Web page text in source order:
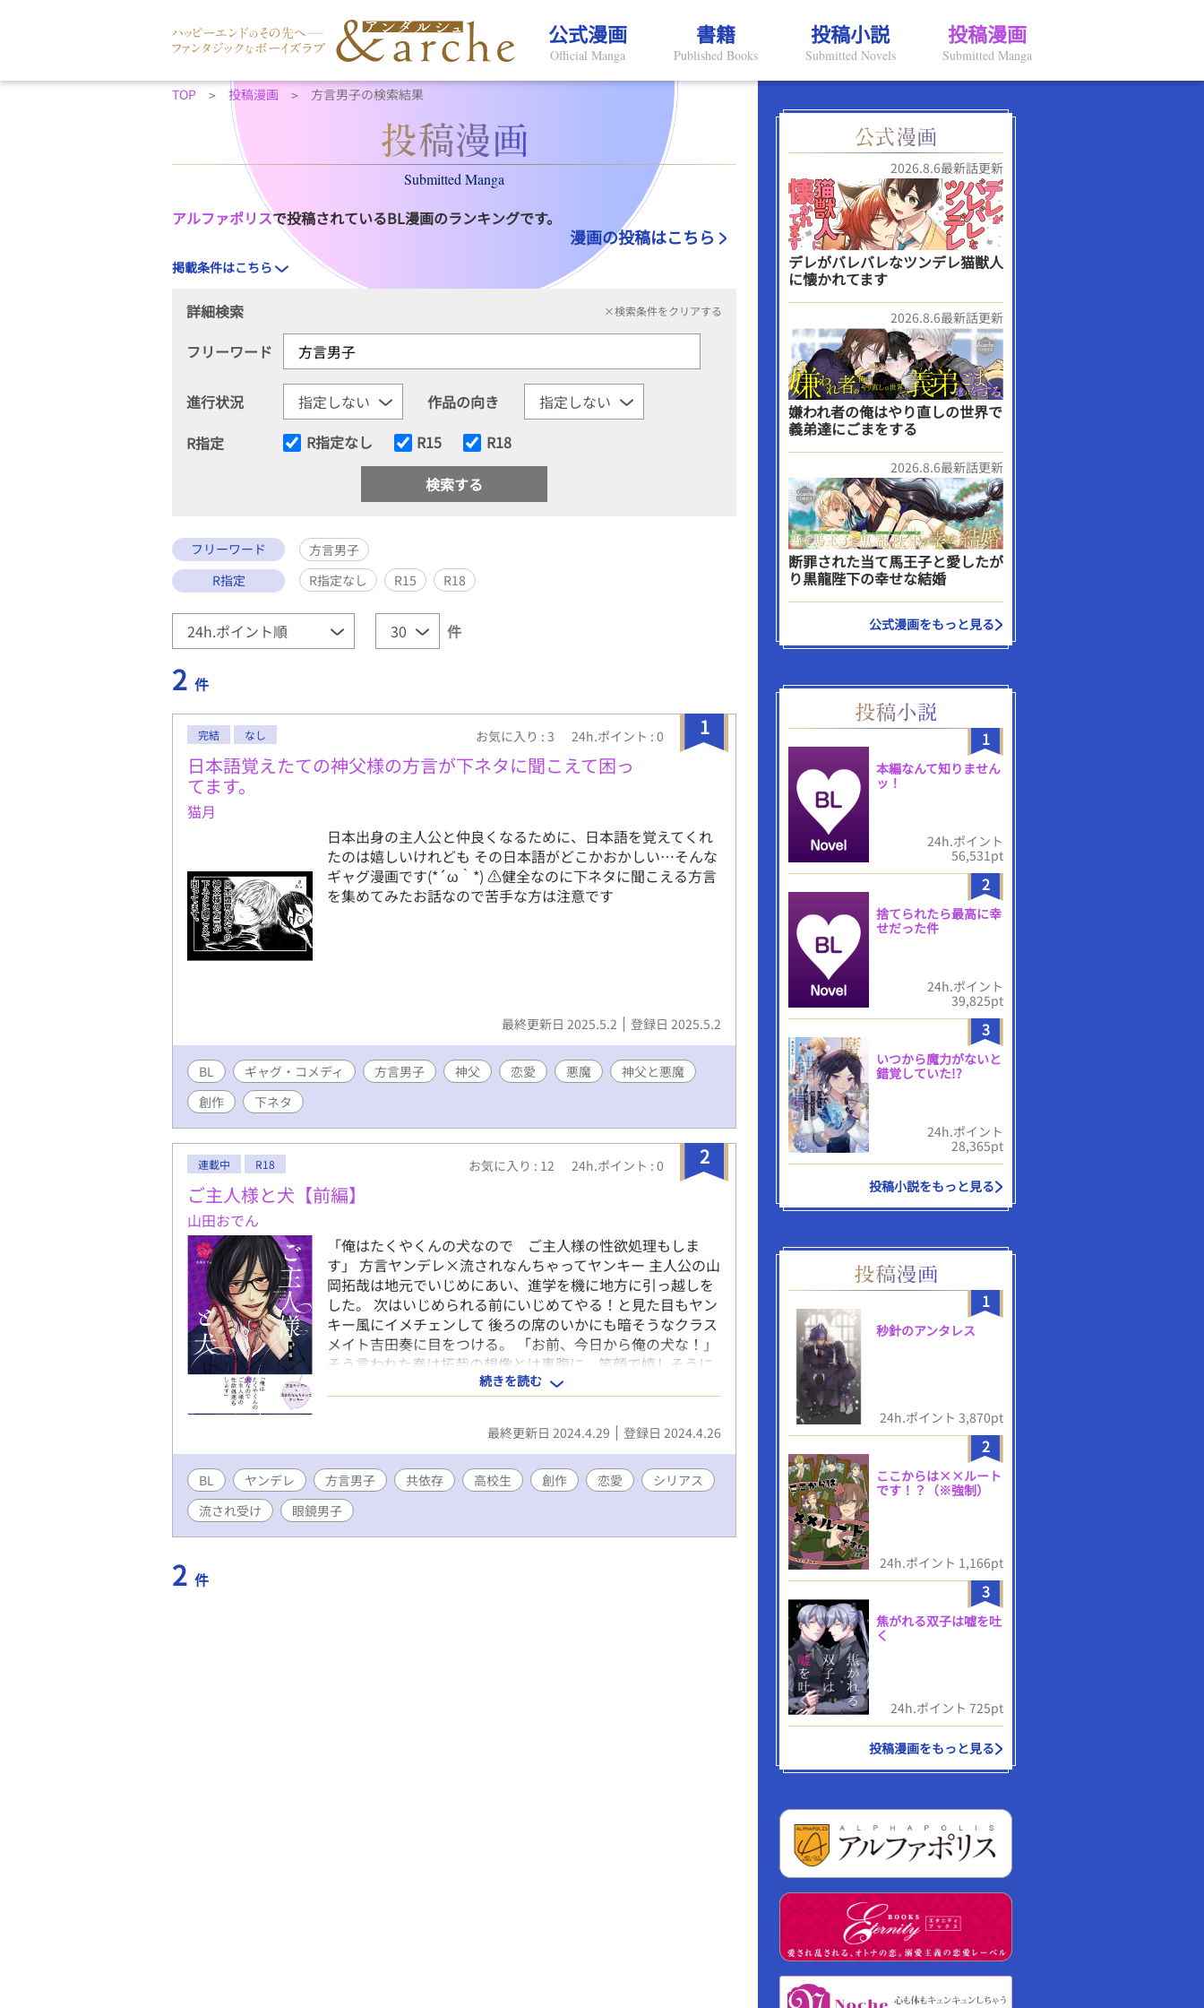
公式漫画
Official Manga
書籍
Published Books
投稿小説
Submitted Novels
投稿漫画
Submitted Manga
TOP 投稿漫画 方言男子の検索結果
Submitted Manga
アルファポリスで投稿されているBL漫画のランキングです。
漫画の投稿はこちら
掲載条件はこちら
詳細検索 ×検索条件をクリアする
フリーワード
進行状況
作品の向き
R指定
R指定なし R15 R18
フリーワード
方言男子
R指定
R指定なし R15 R18
件
2 件
1
完結 なし お気に入り : 3 24h.ポイント : 0
日本語覚えたての神父様の方言が下ネタに聞こえて困っ
てます。
猫月
日本出身の主人公と仲良くなるために、日本語を覚えてくれ
たのは嬉しいけれども その日本語がどこかおかしい⋯そんな
ギャグ漫画です(*´ω｀*) ⚠健全なのに下ネタに聞こえる方言
を集めてみたお話なので苦手な方は注意です
最終更新日 2025.5.2 登録日 2025.5.2
BL ギャグ・コメディ 方言男子 神父 恋愛 悪魔
神父と悪魔
創作
下ネタ
2
連載中 R18 お気に入り : 12 24h.ポイント : 0
ご主人様と犬【前編】
山田おでん
「俺はたくやくんの犬なので ご主人様の性欲処理もしま
す」 方言ヤンデレ×流されなんちゃってヤンキー 主人公の山
岡拓哉は地元でいじめにあい、進学を機に地方に引っ越しを
した。 次はいじめられる前にいじめてやる！と見た目もヤン
キー風にイメチェンして 後ろの席のいかにも暗そうなクラス
メイト吉田奏に目をつける。 「お前、今日から俺の犬な！」
そう言われた奏は拓哉の想像とは裏腹に、笑顔で嬉しそうに
受け入れるのであった。 それから拓哉と奏の関係がはじまっ
ていく。 ※途中無理矢理な描写がありますが最終的にはハッ
ピーエンドです。 こちらはＷＥＢ用に局部修正をおこなった
ものになります。 ＢＯＯＴＨにて販売中の紙版は黒線修正
続きを読む
最終更新日 2024.4.29 登録日 2024.4.26
BL ヤンデレ 方言男子 共依存 高校生 創作 恋愛
シリアス
流され受け
眼鏡男子
2 件
2026.8.6最新話更新
デレがバレバレなツンデレ猫獣人
に懐かれてます
2026.8.6最新話更新
嫌われ者の俺はやり直しの世界で
義弟達にごまをする
2026.8.6最新話更新
断罪された当て馬王子と愛したが
り黒龍陛下の幸せな結婚
公式漫画をもっと見る
1
本編なんて知りません
ッ！
24h.ポイント
56,531pt
2
捨てられたら最高に幸
せだった件
24h.ポイント
39,825pt
3
いつから魔力がないと
錯覚していた!?
24h.ポイント
28,365pt
投稿小説をもっと見る
1
秒針のアンタレス
24h.ポイント 3,870pt
2
ここからは××ルート
です！？（※強制）
24h.ポイント 1,166pt
3
焦がれる双子は嘘を吐
く
24h.ポイント 725pt
投稿漫画をもっと見る